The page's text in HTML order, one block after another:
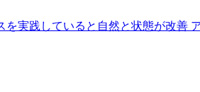
実践していると自然と状態が改善